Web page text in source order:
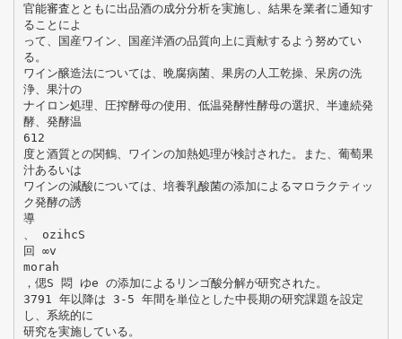
官能審査とともに出品酒の成分分析を実施し、結果を業者に通知す
ることによ
って、国産ワイン、国産洋酒の品質向上に貢献するよう努めてい
る。
ワイン醸造法については、晩腐病菌、果房の人工乾操、呆房の洗
浄、果汁の
ナイロン処理、圧搾酵母の使用、低温発酵性酵母の選択、半連続発
酵、発酵温
612
度と酒質との関鶴、ワインの加熱処理が検討された。また、葡萄果
汁あるいは
ワインの減酸については、培養乳酸菌の添加によるマロラクティッ
ク発酵の誘
導
、 ozihcS
回 ∞v
morah
，偲S 悶 ゆe の添加によるリンゴ酸分解が研究された。
3791 年以降は 3-5 年間を単位とした中長期の研究課題を設定
し、系統的に
研究を実施している。